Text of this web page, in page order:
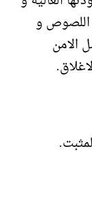
اللصوص و
الامن